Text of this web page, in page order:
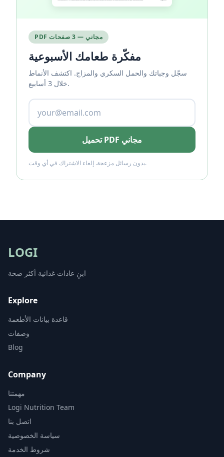
PDF مجاني — 3 صفحات
مفكّرة طعامك الأسبوعية
سجّل وجباتك والحمل السكري والمزاج. اكتشف الأنماط
خلال 3 أسابيع.
تحميل PDF مجاني
بدون رسائل مزعجة. إلغاء الاشتراك في أي وقت.
LOGI
ابنِ عادات غذائية أكثر صحة
Explore
قاعدة بيانات الأطعمة
وصفات
Blog
Company
مهمتنا
Logi Nutrition Team
اتصل بنا
سياسة الخصوصية
شروط الخدمة